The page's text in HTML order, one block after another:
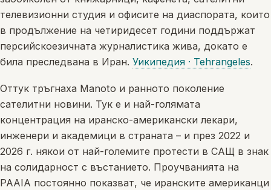
телевизионни студия и офисите на диаспората, които
в продължение на четиридесет години поддържат
персийскоезичната журналистика жива, докато е
била преследвана в Иран. Уикипедия · Tehrangeles.
Оттук тръгнаха Manoto и ранното поколение
сателитни новини. Тук е и най-голямата
концентрация на иранско-американски лекари,
инженери и академици в страната – и през 2022 и
2026 г. някои от най-големите протести в САЩ в знак
на солидарност с въстанието. Проучванията на
PAAIA постоянно показват, че иранските американци